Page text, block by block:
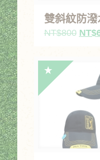
雙斜紋防
NT$800 原
NT$